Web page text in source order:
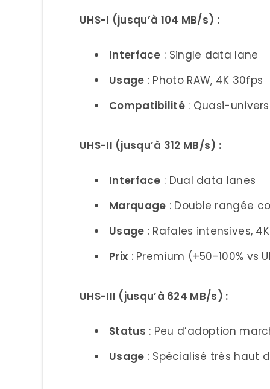
Exigences Débit par
Workflow et Transfert
Temps Import 64 Go
Guide d’Achat par Budget et
Débutant/Amateur
Professionnel (Budget
Configuration Premium
Installation et Configuration
UHS-I (jusqu’à 104 MB/s) :
Interface : Single data lane
Usage : Photo RAW, 4K 30fps
Compatibilité: Quasi-
UHS-II (jusqu’à 312 MB/s) :
Interface : Dual data lanes
Marquage : Double rangée
Usage : Rafales intensives,
Prix : Premium (+50-100% vs
UHS-III (jusqu’à 624 MB/s) :
Status : Peu d’adoption
Usage : Spécialisé très haut